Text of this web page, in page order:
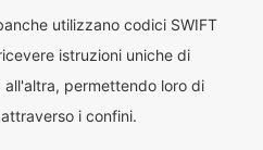
utilizzano codici SWIFT
istruzioni uniche di
permettendo loro di
i confini.